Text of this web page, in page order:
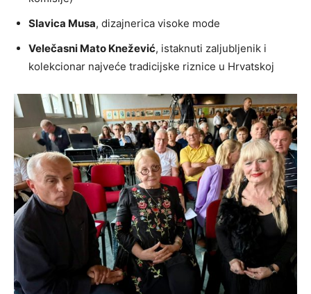
Slavica Musa, dizajnerica visoke mode
Velečasni Mato Knežević, istaknuti zaljubljenik i
kolekcionar najveće tradicijske riznice u Hrvatskoj